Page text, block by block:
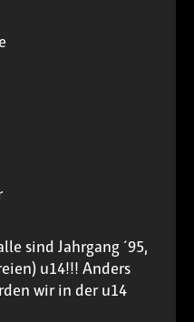
sind Jahrgang ´95,
u14!!! Anders
wir in der u14